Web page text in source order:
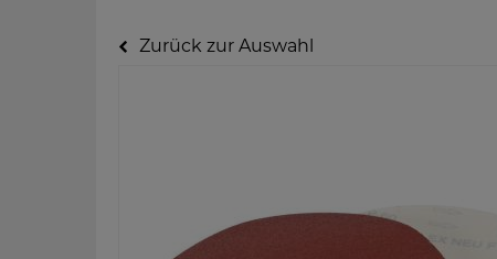
Zurück zur Auswahl